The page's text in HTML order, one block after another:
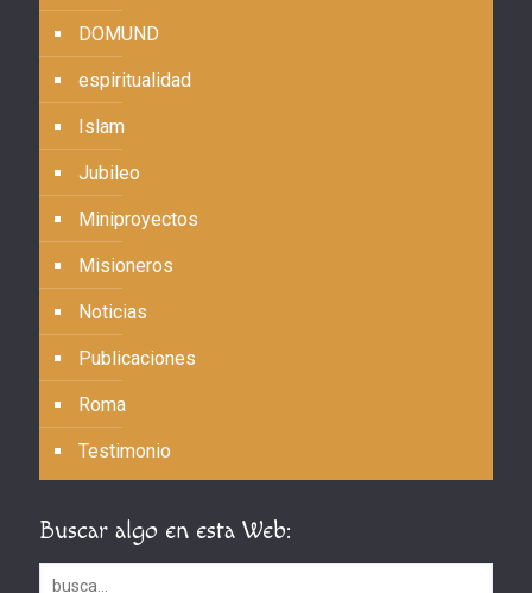
DOMUND
espiritualidad
Islam
Jubileo
Miniproyectos
Misioneros
Noticias
Publicaciones
Roma
Testimonio
Buscar algo en esta Web: